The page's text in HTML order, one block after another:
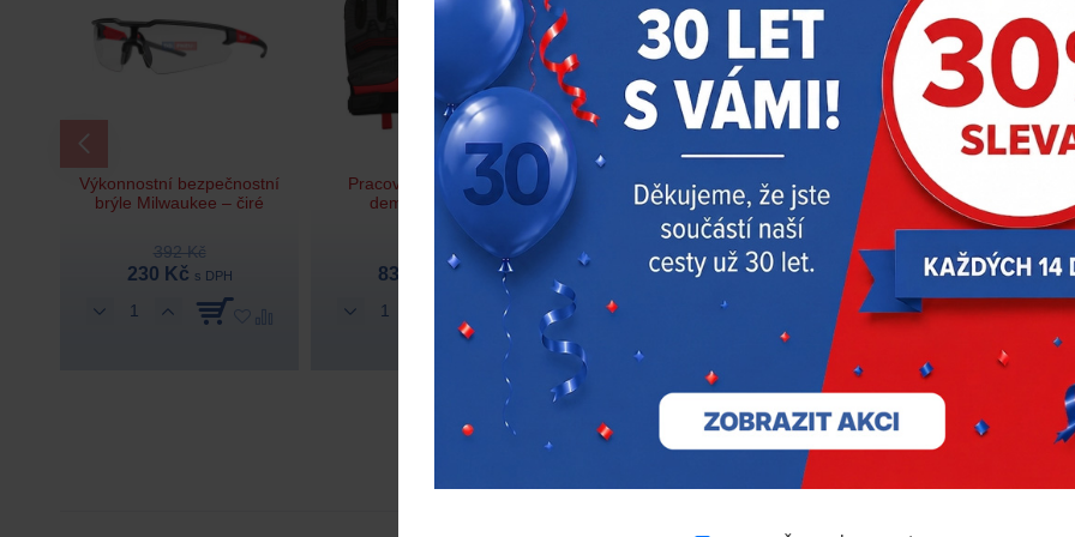
WORKSKIN™ vyhřívané
tričko s USB
5 231 Kč s DPH
Výkonnostní bezpečnostní
brýle Milwaukee –
zatmavené
392 Kč
230 Kč
Hybridní triko
MILWAUKEE s krátkým
rukávem – modré
711 Kč
593 Kč s DPH
Hybridní triko
MILWAUKEE s krátkým
rukávem – šedé
711 Kč
593 Kč s DPH
RECENZE